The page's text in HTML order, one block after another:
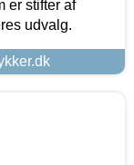
er stifter af
udvalg.